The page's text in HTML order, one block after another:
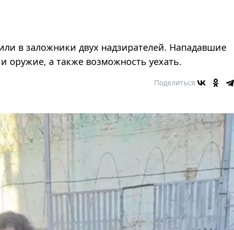
в заложники двух надзирателей. Нападавшие
оружие, а также возможность уехать.
Поделиться